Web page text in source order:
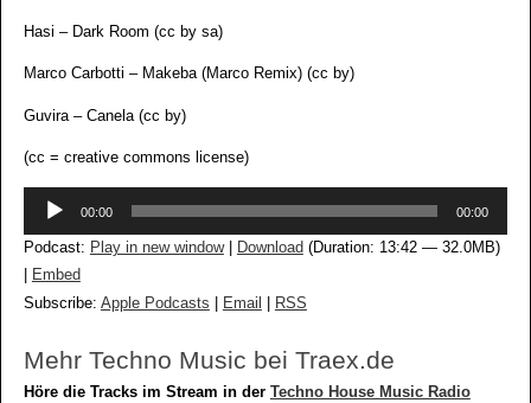
Hasi – Dark Room (cc by sa)
Marco Carbotti – Makeba (Marco Remix) (cc by)
Guvira – Canela (cc by)
(cc = creative commons license)
Audio-
00:00 00:00
Podcast: Play in new window| Download (Duration: 13:42 — 32.0MB)
Embed
Subscribe: Apple Podcasts Email RSS
Mehr Techno Music bei Traex.de
Höre die Tracks im Stream in der Techno House Music Radio